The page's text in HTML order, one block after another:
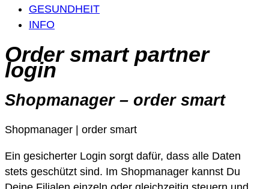
GESUNDHEIT
INFO
Order smart partner
login
Shopmanager – order smart
Shopmanager | order smart
Ein gesicherter Login sorgt dafür, dass alle Daten
stets geschützt sind. Im Shopmanager kannst Du